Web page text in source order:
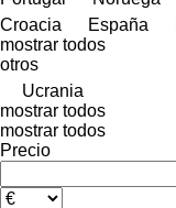
Croacia
España
mostrar todos
otros
Ucrania
mostrar todos
mostrar todos
Precio